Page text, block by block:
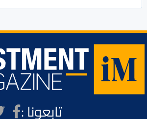
تابعونا :